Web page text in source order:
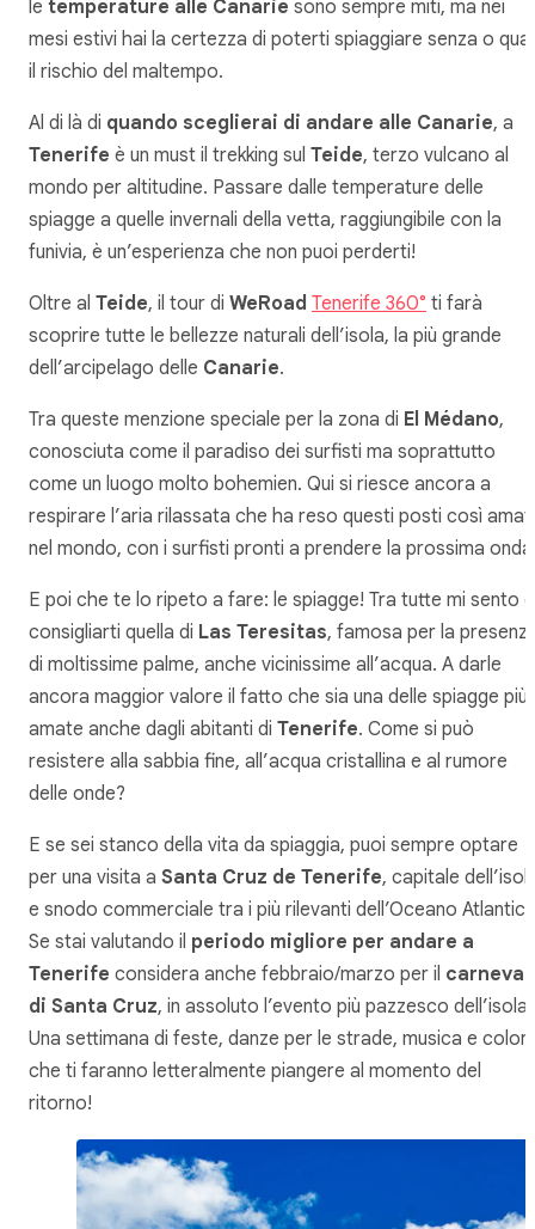
le temperature alle Canarie sono sempre miti, ma nei
mesi estivi hai la certezza di poterti spiaggiare senza o
il rischio del maltempo.
Al di là di quando sceglierai di andare alle Canarie, a
Tenerife è un must il trekking sul Teide, terzo vulcano al
mondo per altitudine. Passare dalle temperature delle
spiagge a quelle invernali della vetta, raggiungibile con la
funivia, è un’esperienza che non puoi perderti!
Oltre al Teide, il tour di WeRoad Tenerife 360° ti farà
scoprire tutte le bellezze naturali dell’isola, la più grande
dell’arcipelago delle Canarie.
Tra queste menzione speciale per la zona di El Médano,
conosciuta come il paradiso dei surfisti ma soprattutto
come un luogo molto bohemien. Qui si riesce ancora a
respirare l’aria rilassata che ha reso questi posti così amati
nel mondo, con i surfisti pronti a prendere la prossima
E poi che te lo ripeto a fare: le spiagge! Tra tutte mi sento
consigliarti quella di Las Teresitas, famosa per la
di moltissime palme, anche vicinissime all’acqua. A darle
ancora maggior valore il fatto che sia una delle spiagge più
amate anche dagli abitanti di Tenerife. Come si può
resistere alla sabbia fine, all’acqua cristallina e al rumore
delle onde?
E se sei stanco della vita da spiaggia, puoi sempre optare
per una visita a Santa Cruz de Tenerife, capitale
e snodo commerciale tra i più rilevanti dell’Oceano
Se stai valutando il periodo migliore per andare a
Tenerife considera anche febbraio/marzo per il
di Santa Cruz, in assoluto l’evento più pazzesco dell’isola.
Una settimana di feste, danze per le strade, musica e colori,
che ti faranno letteralmente piangere al momento del
ritorno!